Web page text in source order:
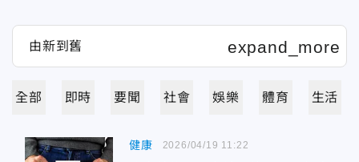
全部 即時 要聞 社會 娛樂 體育 生活
健康 2026/04/19 11:22